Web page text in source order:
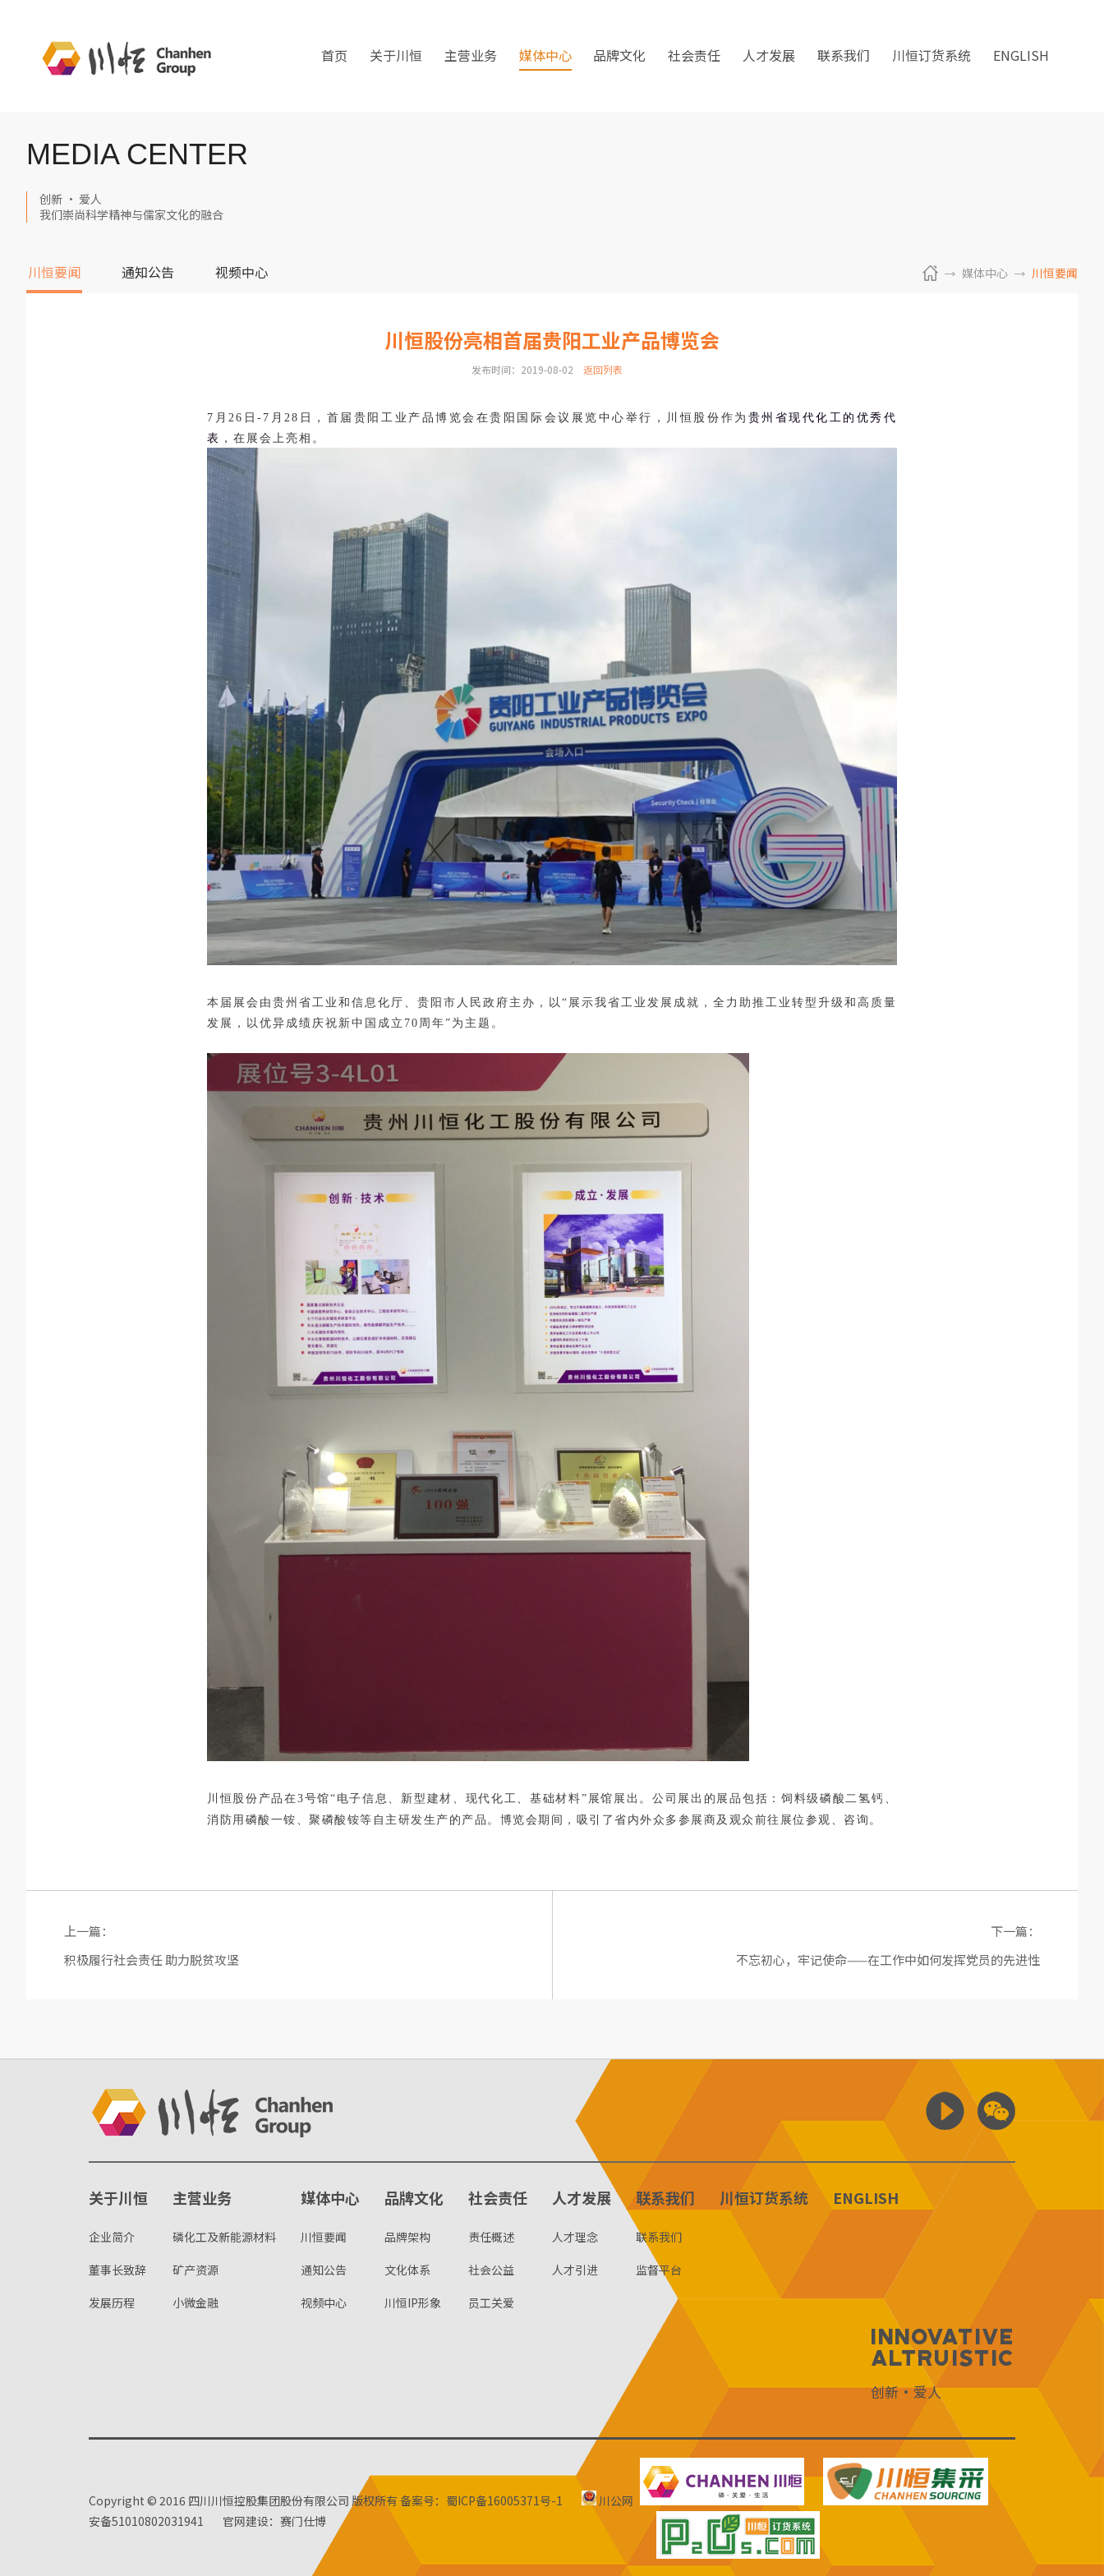
首页 关于川恒 主营业务 媒体中心 品牌文化 社会责任 人才发展 联系我们 川恒订货系统 ENGLISH
MEDIA CENTER
创新 · 爱人
我们崇尚科学精神与儒家文化的融合
川恒要闻 通知公告 视频中心 媒体中心 川恒要闻
川恒股份亮相首届贵阳工业产品博览会
发布时间：2019-08-02 返回列表
7月26日-7月28日， 首届贵阳工业产品博览会在贵阳国际会议展览中心举行，川恒股份作为 贵州省现代化工的优秀代
表 ， 在展会上亮相。
本届展会由贵州省工业和信息化厅、贵阳市人民政府主办，以“展示我省工业发展成就，全力助推工业转型升级和高质量
发展，以优异成绩庆祝新中国成立70周年”为主题。
川恒股份产品在3号馆“电子信息、新型建材、现代化工、基础材料”展馆展出。公司展出的展品包括：饲料级磷酸二氢钙、
消防用磷酸一铵、聚磷酸铵等自主研发生产的产品。博览会期间，吸引了省内外众多参展商及观众前往展位参观、咨询。
上一篇：
积极履行社会责任 助力脱贫攻坚
下一篇：
不忘初心，牢记使命——在工作中如何发挥党员的先进性
关于川恒
企业简介
董事长致辞
发展历程
主营业务
磷化工及新能源材料
矿产资源
小微金融
媒体中心
川恒要闻
通知公告
视频中心
品牌文化
品牌架构
文化体系
川恒IP形象
社会责任
责任概述
社会公益
员工关爱
人才发展
人才理念
人才引进
联系我们
联系我们
监督平台
川恒订货系统 ENGLISH
Innovative
Altruistic
创新·爱人
Copyright © 2016 四川川恒控股集团股份有限公司 版权所有 备案号：蜀ICP备16005371号-1
川公网
安备51010802031941
官网建设：赛门仕博